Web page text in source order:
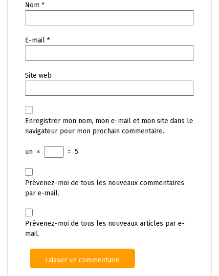
Nom *
E-mail *
Site web
Enregistrer mon nom, mon e-mail et mon site dans le
navigateur pour mon prochain commentaire.
un × = 5
Prévenez-moi de tous les nouveaux commentaires
par e-mail.
Prévenez-moi de tous les nouveaux articles par e-
mail.